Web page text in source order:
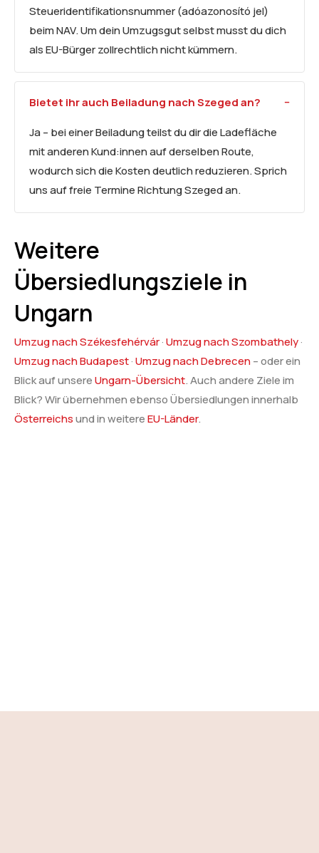
Steueridentifikationsnummer (adóazonosító jel)
beim NAV. Um dein Umzugsgut selbst musst du dich
als EU-Bürger zollrechtlich nicht kümmern.
Bietet ihr auch Beiladung nach Szeged an?
Ja – bei einer Beiladung teilst du dir die Ladefläche
mit anderen Kund:innen auf derselben Route,
wodurch sich die Kosten deutlich reduzieren. Sprich
uns auf freie Termine Richtung Szeged an.
Weitere
Übersiedlungsziele in
Ungarn
Umzug nach Székesfehérvár·Umzug nach Szombathely·
Umzug nach Budapest·Umzug nach Debrecen– oder ein
Blick auf unsereUngarn-Übersicht. Auch andere Ziele im
Blick? Wir übernehmen ebenso Übersiedlungen innerhalb
Österreichsund in weitereEU-Länder.